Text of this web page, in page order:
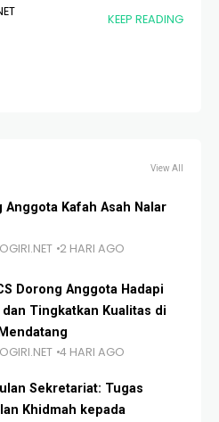
hidup dengan menempuh
Pesantren Syaikhona
KEEP READING
View All
Anggota Kafah Asah Nalar
2 HARI AGO
Dorong Anggota Hadapi
Tingkatkan Kualitas di
4 HARI AGO
Sekretariat: Tugas
Khidmah kepada